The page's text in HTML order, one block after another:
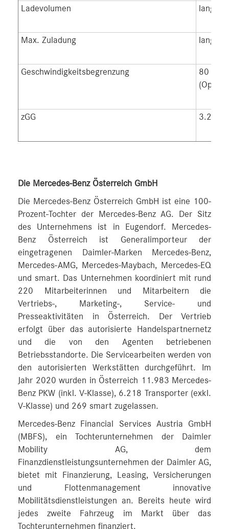
Ladevolumen lang:
Max. Zuladung lang:
Geschwindigkeitsbegrenzung
80 km/
(Option)
zGG 3.200
Die Mercedes-Benz Österreich GmbH
Die Mercedes-Benz Österreich GmbH ist eine 100-
Prozent-Tochter der Mercedes-Benz AG. Der Sitz
des Unternehmens ist in Eugendorf. Mercedes-
Benz Österreich ist Generalimporteur der
eingetragenen Daimler-Marken Mercedes-Benz,
Mercedes-AMG, Mercedes-Maybach, Mercedes-EQ
und smart. Das Unternehmen koordiniert mit rund
220 Mitarbeiterinnen und Mitarbeitern die
Vertriebs-, Marketing-, Service- und
Presseaktivitäten in Österreich. Der Vertrieb
erfolgt über das autorisierte Handelspartnernetz
und die von den Agenten betriebenen
Betriebsstandorte. Die Servicearbeiten werden von
den autorisierten Werkstätten durchgeführt. Im
Jahr 2020 wurden in Österreich 11.983 Mercedes-
Benz PKW (inkl. V-Klasse), 6.218 Transporter (exkl.
V-Klasse) und 269 smart zugelassen.
Mercedes-Benz Financial Services Austria GmbH
(MBFS), ein Tochterunternehmen der Daimler
Mobility AG, dem
Finanzdienstleistungsunternehmen der Daimler AG,
bietet mit Finanzierung, Leasing, Versicherungen
und Flottenmanagement innovative
Mobilitätsdienstleistungen an. Bereits heute wird
jedes zweite Fahrzeug im Markt über das
Tochterunternehmen finanziert.